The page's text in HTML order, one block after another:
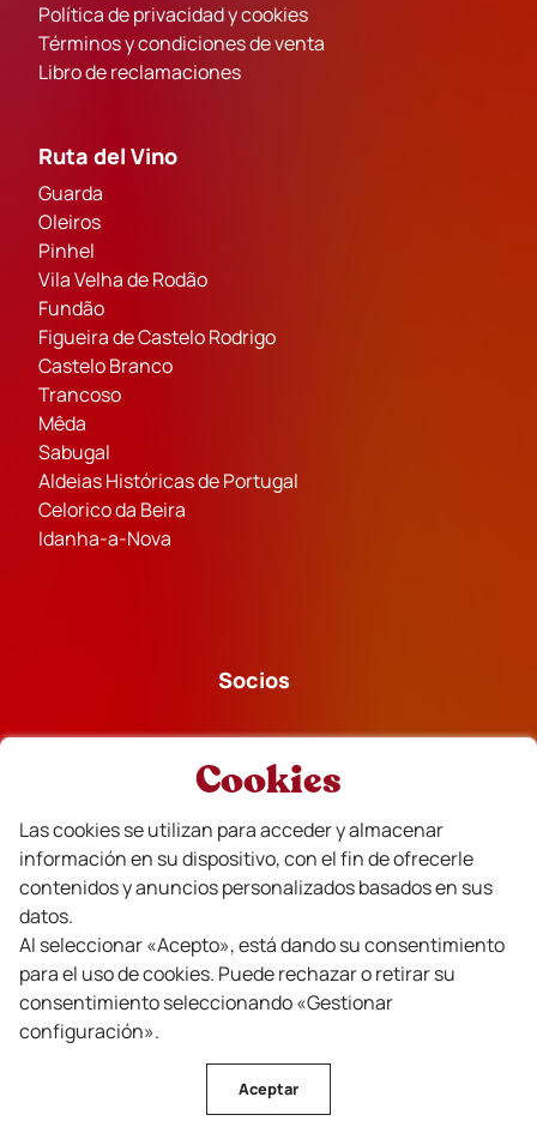
Política de privacidad y cookies
Términos y condiciones de venta
Libro de reclamaciones
Ruta del Vino
Guarda
Oleiros
Pinhel
Vila Velha de Rodão
Fundão
Figueira de Castelo Rodrigo
Castelo Branco
Trancoso
Mêda
Sabugal
Aldeias Históricas de Portugal
Celorico da Beira
Idanha-a-Nova
Socios
Financiado
CVR Beira Interior Vinos © Todos los derechos reservados
Cookies
Las cookies se utilizan para acceder y almacenar
información en su dispositivo, con el fin de ofrecerle
contenidos y anuncios personalizados basados en sus
datos.
Al seleccionar «Acepto», está dando su consentimiento
para el uso de cookies. Puede rechazar o retirar su
consentimiento seleccionando «Gestionar
configuración».
Aceptar